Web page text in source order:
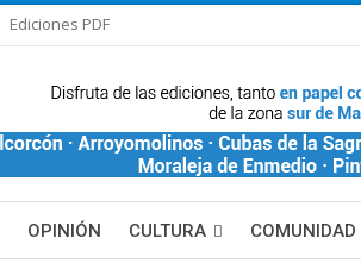
Ediciones PDF
OPINIÓN CULTURA COMUNIDAD